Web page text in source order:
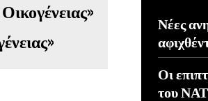
Νέες
Οι
του